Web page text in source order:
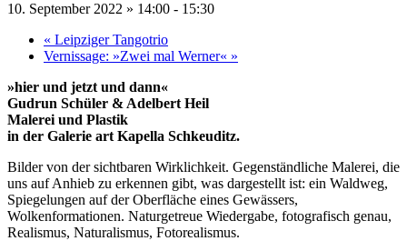
10. September 2022 » 14:00 - 15:30
« Leipziger Tangotrio
Vernissage: »Zwei mal Werner« »
»hier und jetzt und dann«
Gudrun Schüler & Adelbert Heil
Malerei und Plastik
in der Galerie art Kapella Schkeuditz.
Bilder von der sichtbaren Wirklichkeit. Gegenständliche Malerei, die
uns auf Anhieb zu erkennen gibt, was dargestellt ist: ein Waldweg,
Spiegelungen auf der Oberfläche eines Gewässers,
Wolkenformationen. Naturgetreue Wiedergabe, fotografisch genau,
Realismus, Naturalismus, Fotorealismus.